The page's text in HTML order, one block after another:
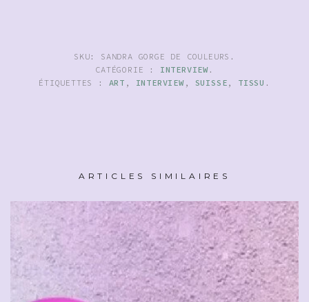
SKU: SANDRA GORGE DE COULEURS .
CATÉGORIE : INTERVIEW.
ÉTIQUETTES : ART , INTERVIEW, SUISSE , TISSU .
ARTICLES SIMILAIRES